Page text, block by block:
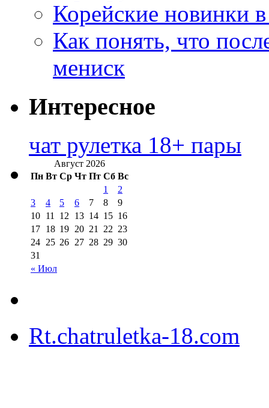
Корейские новинки
Как понять, что
мениск
Интересное
чат рулетка 18+ пары
Август 2026
Пн Вт Ср Чт Пт Сб Вс
« Июл
1
2
3
4 5 6 7 8
9
10 11 12 13 14 15 16
17 18 19 20 21 22 23
24 25 26 27 28 29 30
31
Rt.chatruletka-18.com